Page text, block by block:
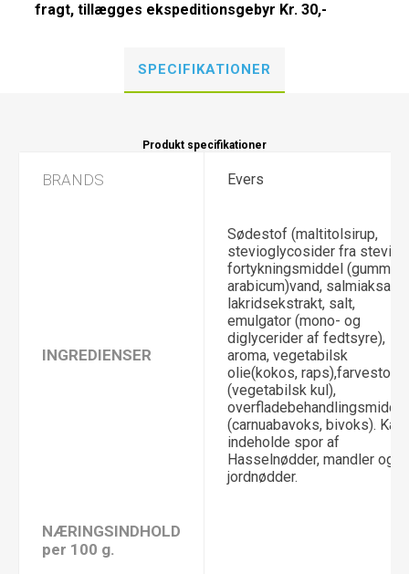
fragt, tillægges ekspeditionsgebyr Kr. 30,-
SPECIFIKATIONER
Produkt specifikationer
BRANDS Evers
INGREDIENSER
Sødestof (maltitolsirup,
stevioglycosider fra stevia),
fortykningsmiddel (gummi
arabicum)vand, salmiaksalt,
lakridsekstrakt, salt,
emulgator (mono- og
diglycerider af fedtsyre),
aroma, vegetabilsk
olie(kokos, raps),farvestof
(vegetabilsk kul),
overfladebehandlingsmiddel
(carnuabavoks, bivoks). Kan
indeholde spor af
Hasselnødder, mandler og
jordnødder.
NÆRINGSINDHOLD
per 100 g.